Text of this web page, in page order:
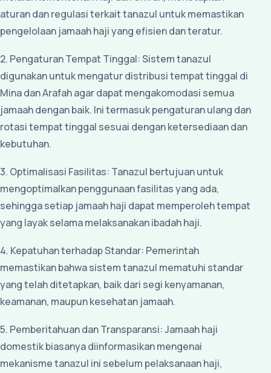
aturan dan regulasi terkait tanazul untuk memastikan
pengelolaan jamaah haji yang efisien dan teratur.
2. Pengaturan Tempat Tinggal: Sistem tanazul
digunakan untuk mengatur distribusi tempat tinggal di
Mina dan Arafah agar dapat mengakomodasi semua
jamaah dengan baik. Ini termasuk pengaturan ulang dan
rotasi tempat tinggal sesuai dengan ketersediaan dan
kebutuhan.
3. Optimalisasi Fasilitas: Tanazul bertujuan untuk
mengoptimalkan penggunaan fasilitas yang ada,
sehingga setiap jamaah haji dapat memperoleh tempat
yang layak selama melaksanakan ibadah haji.
4. Kepatuhan terhadap Standar: Pemerintah
memastikan bahwa sistem tanazul mematuhi standar
yang telah ditetapkan, baik dari segi kenyamanan,
keamanan, maupun kesehatan jamaah.
5. Pemberitahuan dan Transparansi: Jamaah haji
domestik biasanya diinformasikan mengenai
mekanisme tanazul ini sebelum pelaksanaan haji,